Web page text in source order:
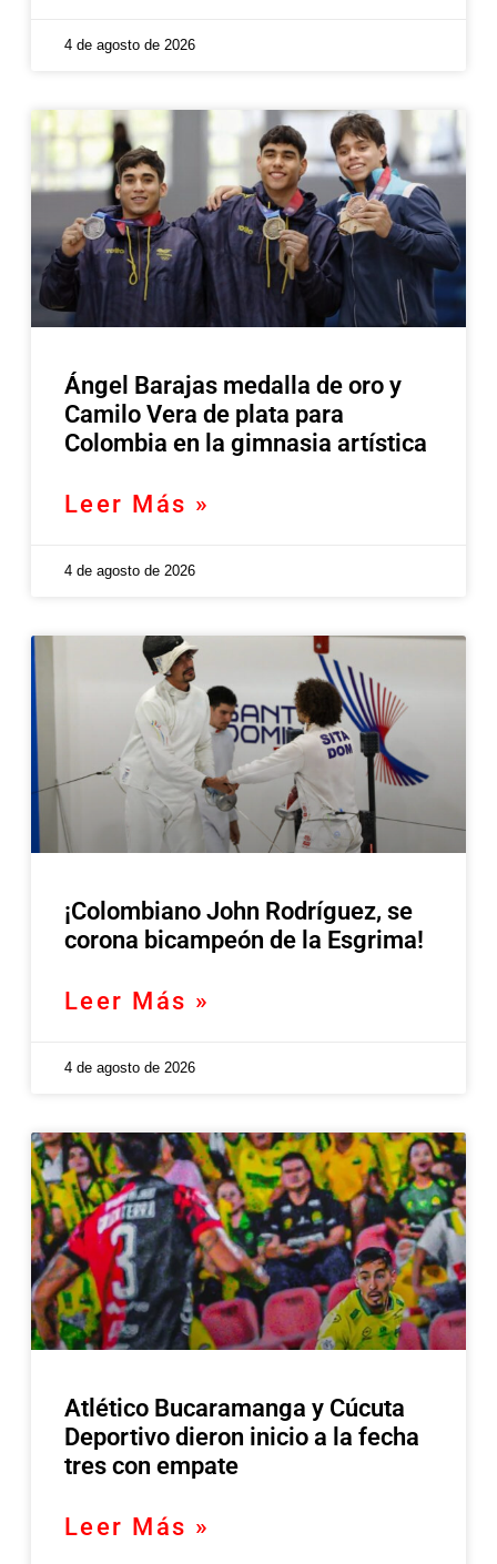
4 de agosto de 2026
Ángel Barajas medalla de oro y
Camilo Vera de plata para
Colombia en la gimnasia artística
Leer Más »
4 de agosto de 2026
¡Colombiano John Rodríguez, se
corona bicampeón de la Esgrima!
Leer Más »
4 de agosto de 2026
Atlético Bucaramanga y Cúcuta
Deportivo dieron inicio a la fecha
tres con empate
Leer Más »